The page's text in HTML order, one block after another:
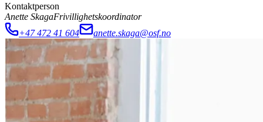
Kontaktperson
Anette SkagaFrivillighetskoordinator
+47 472 41 604
anette.skaga@osf.no